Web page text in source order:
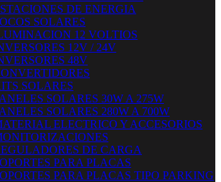
DE ENERGIA
SOLARES
12 VOLTIOS
12V / 24V
48V
SOLARES
SOLARES 30W A 275W
SOLARES 280W A 700W
ELECTRICO Y ACCESORIOS
DE CARGA
PARA PLACAS
PARA PLACAS TIPO PARKING